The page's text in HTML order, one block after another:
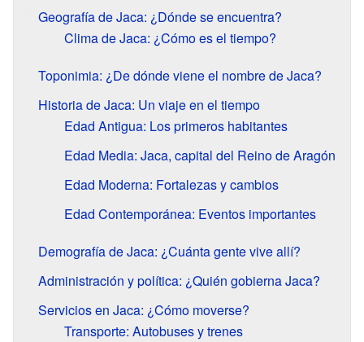
Geografía de Jaca: ¿Dónde se encuentra?
Clima de Jaca: ¿Cómo es el tiempo?
Toponimia: ¿De dónde viene el nombre de Jaca?
Historia de Jaca: Un viaje en el tiempo
Edad Antigua: Los primeros habitantes
Edad Media: Jaca, capital del Reino de Aragón
Edad Moderna: Fortalezas y cambios
Edad Contemporánea: Eventos importantes
Demografía de Jaca: ¿Cuánta gente vive allí?
Administración y política: ¿Quién gobierna Jaca?
Servicios en Jaca: ¿Cómo moverse?
Transporte: Autobuses y trenes